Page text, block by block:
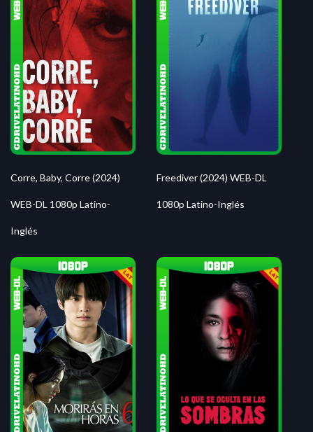
Corre, Baby, Corre (2024)
WEB-DL 1080p Latino-
Inglés
Freediver (2024) WEB-DL
1080p Latino-Inglés